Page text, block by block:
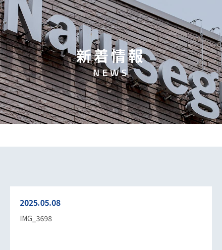
新着情報
NEWS
2025.05.08
IMG_3698